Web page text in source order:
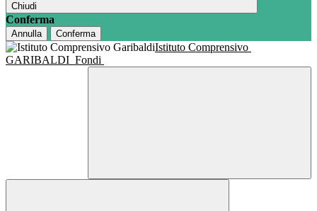
Chiudi
Conferma
Annulla Conferma
Istituto Comprensivo
GARIBALDI Fondi